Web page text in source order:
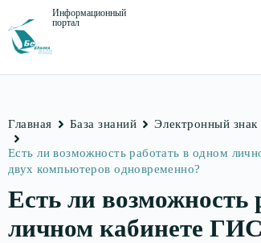
Информационный
портал
Главная База знаний Электронный знак
Есть ли возможность работать в одном
двух компьютеров одновременно?
Есть ли возможность
личном кабинете